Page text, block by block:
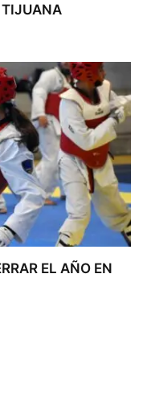
TIJUANA
EL AÑO EN